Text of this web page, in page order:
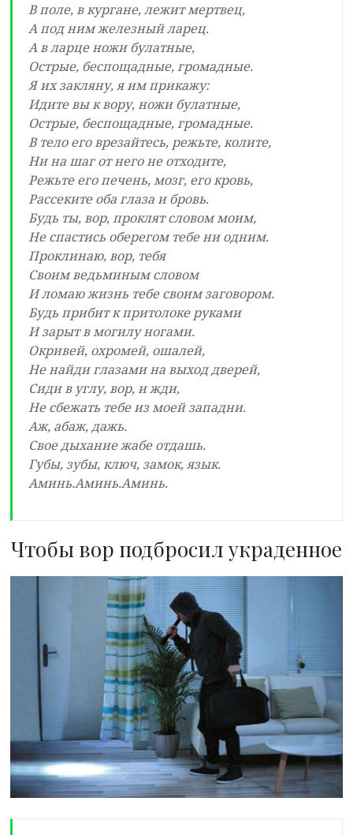
В поле, в кургане, лежит мертвец,
А под ним железный ларец.
А в ларце ножи булатные,
Острые, беспощадные, громадные.
Я их закляну, я им прикажу:
Идите вы к вору, ножи булатные,
Острые, беспощадные, громадные.
В тело его врезайтесь, режьте, колите,
Ни на шаг от него не отходите,
Режьте его печень, мозг, его кровь,
Рассеките оба глаза и бровь.
Будь ты, вор, проклят словом моим,
Не спастись оберегом тебе ни одним.
Проклинаю, вор, тебя
Своим ведьминым словом
И ломаю жизнь тебе своим заговором.
Будь прибит к притолоке руками
И зарыт в могилу ногами.
Окривей, охромей, ошалей,
Не найди глазами на выход дверей,
Сиди в углу, вор, и жди,
Не сбежать тебе из моей западни.
Аж, абаж, дажь.
Свое дыхание жабе отдашь.
Губы, зубы, ключ, замок, язык.
Аминь.Аминь.Аминь.
Чтобы вор подбросил украденное